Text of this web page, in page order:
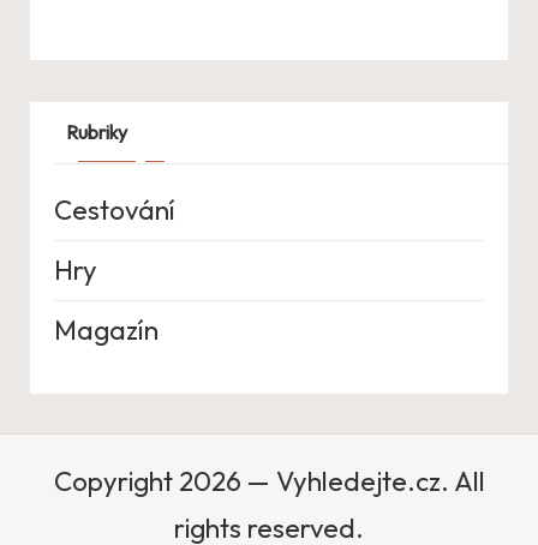
Rubriky
Cestování
Hry
Magazín
Copyright 2026 — Vyhledejte.cz. All
rights reserved.